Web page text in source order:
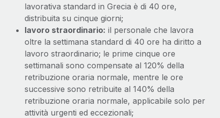
lavorativa standard in Grecia è di 40 ore,
distribuita su cinque giorni;
lavoro straordinario: il personale che lavora
oltre la settimana standard di 40 ore ha diritto a
lavoro straordinario; le prime cinque ore
settimanali sono compensate al 120% della
retribuzione oraria normale, mentre le ore
successive sono retribuite al 140% della
retribuzione oraria normale, applicabile solo per
attività urgenti ed eccezionali;